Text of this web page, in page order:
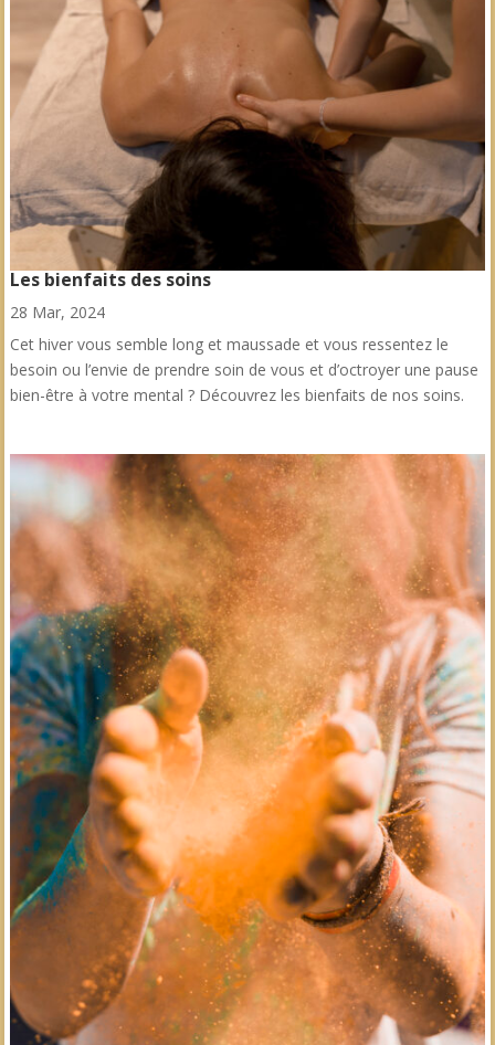
Les bienfaits des soins
28 Mar, 2024
Cet hiver vous semble long et maussade et vous ressentez le
besoin ou l’envie de prendre soin de vous et d’octroyer une pause
bien-être à votre mental ? Découvrez les bienfaits de nos soins.